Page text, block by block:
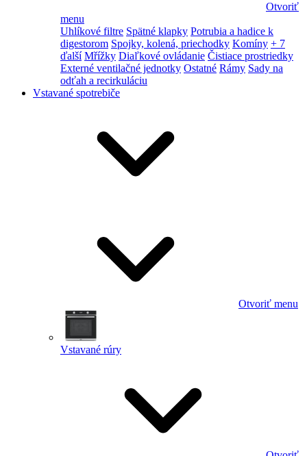
Otvoriť
menu
Uhlíkové filtre Spätné klapky Potrubia a hadice k
digestorom Spojky, kolená, priechodky Komíny + 7
ďalší Mřížky Diaľkové ovládanie Čistiace prostriedky
Externé ventilačné jednotky Ostatné Rámy Sady na
odťah a recirkuláciu
Vstavané spotrebiče
Otvoriť menu
Vstavané rúry